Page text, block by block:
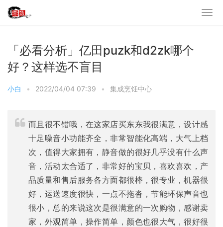
「必看分析」亿田puzk和d2zk哪个
好？这样选不盲目
小白 • 2022/04/04 07:39 • 集成烹饪中心
而且很不错哦，在这家店买东东我很满意，设计感
十足噪音小功能齐全，非常智能化高端，大气上档
次，值得大家拥有，静音做的很好几乎没有什么声
音，活动太合适了，非常好的宝贝，喜欢喜欢，产
品质量和售后服务各方面都很棒，很专业，机器很
好，运送速度很快，一点不拖沓，节能环保声音也
很小，总的来说这次是很满意的一次购物，感谢卖
家，外观简单，操作简单，颜色也很大气，很好很